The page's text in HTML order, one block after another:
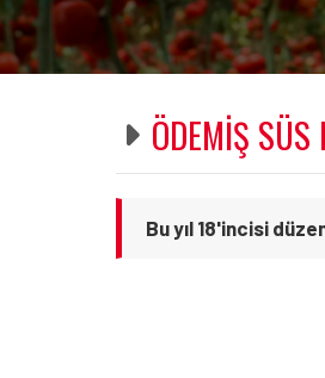
ÖDEMİŞ
Bu yıl 18'incisi